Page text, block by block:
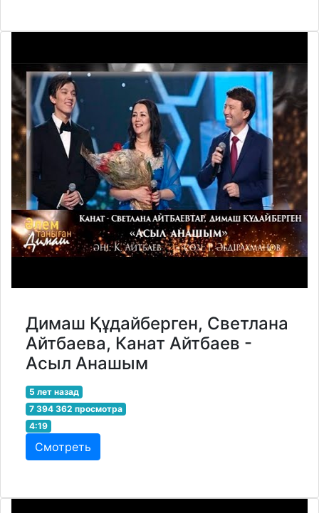
Димаш Құдайберген, Светлана
Айтбаева, Канат Айтбаев -
Асыл Анашым
5 лет назад
7 394 362 просмотра
4:19
Смотреть